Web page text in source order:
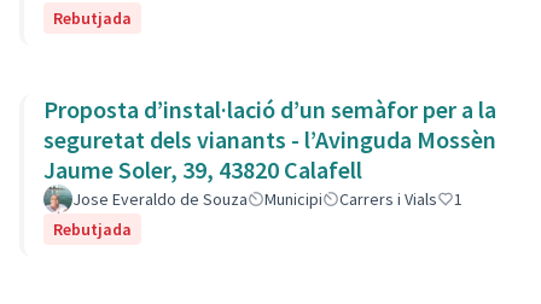
Rebutjada
Proposta d’instal·lació d’un semàfor per a la
seguretat dels vianants - l’Avinguda Mossèn
Jaume Soler, 39, 43820 Calafell
Jose Everaldo de Souza Municipi Carrers i Vials
1
Rebutjada